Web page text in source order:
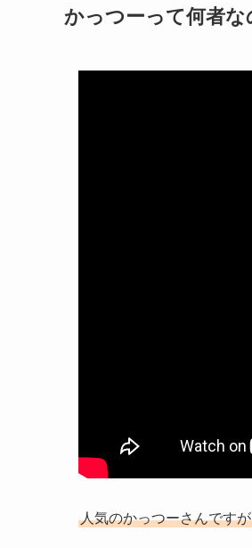
かっつーって何者な
人気のかっつーさんです